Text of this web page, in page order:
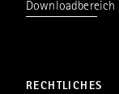
Downloadbereich
RECHTLICHES